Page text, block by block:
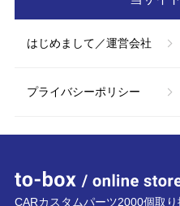
はじめまして／運営会社
プライバシーポリシー
CARカスタムパーツ2000個取り